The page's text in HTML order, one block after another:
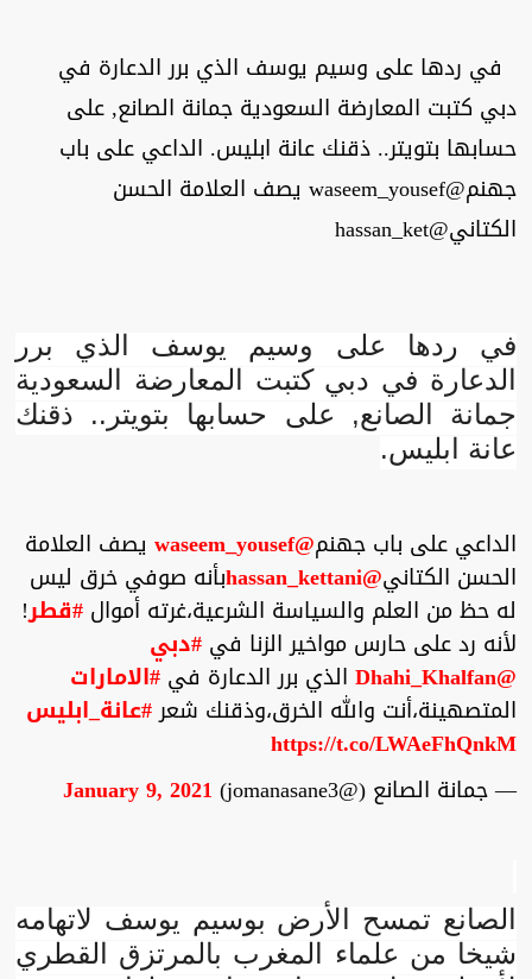
في ردها على وسيم يوسف الذي برر الدعارة في
دبي كتبت المعارضة السعودية جمانة الصانع, على
حسابها بتويتر.. ذقنك عانة ابليس. الداعي على باب
جهنم@waseem_yousef يصف العلامة الحسن
الكتاني@hassan_ket
في ردها على وسيم يوسف الذي برر
الدعارة في دبي كتبت المعارضة السعودية
جمانة الصانع, على حسابها بتويتر.. ذقنك
عانة ابليس.
الداعي على باب جهنم@waseem_yousef
يصف العلامة
الحسن الكتاني@hassan_kettani
بأنه صوفي خرق ليس
له حظ من العلم والسياسة الشرعية،غرته أموال#قطر!
لأنه رد على حارس مواخير الزنا في#دبي
@Dhahi_Khalfan
الذي برر الدعارة في#الامارات
المتصهينة،أنت والله الخرق،وذقنك شعر#عانة_ابليس
https://t.co/LWAeFhQnkM
— جمانة الصانع (@jomanasane3)
January 9, 2021
الصانع تمسح الأرض بوسيم يوسف لاتهامه
شيخا من علماء المغرب بالمرتزق القطري